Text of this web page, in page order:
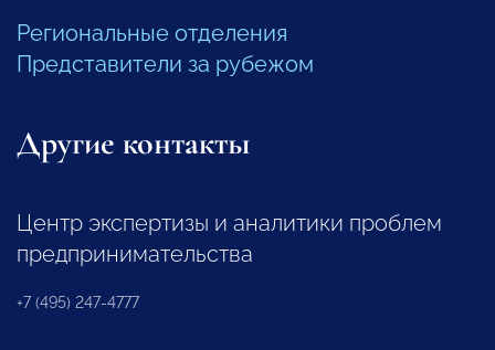
Региональные отделения
Представители за рубежом
Другие контакты
Центр экспертизы и аналитики проблем
предпринимательства
+7 (495) 247-4777